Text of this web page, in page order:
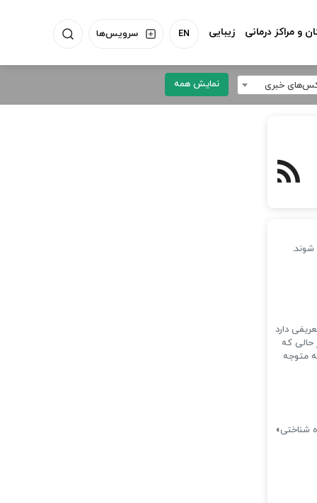
سرویس‌ها EN و مراکز درمانی زیبایی
خبری نمایش همه
شوند.
دارد
حالی که
متوجه
شناختی»